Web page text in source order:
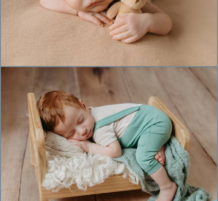
464 0
520 0